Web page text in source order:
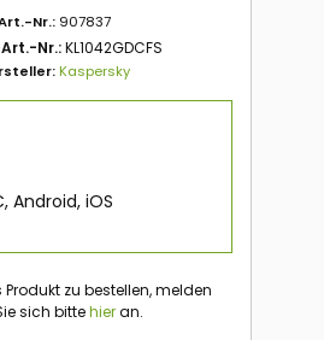
Nr.: 907837
Nr.:KL1042GDCFS
Kaspersky
Android, iOS
Produkt zu bestellen, melden
sich bittehieran.